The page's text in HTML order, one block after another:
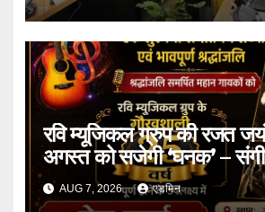
रवि म्यूजिकल ग्रुप की रजत
अगस्त को सजेगी ‘घनक’ –
AUG 7, 2026 एडमिन